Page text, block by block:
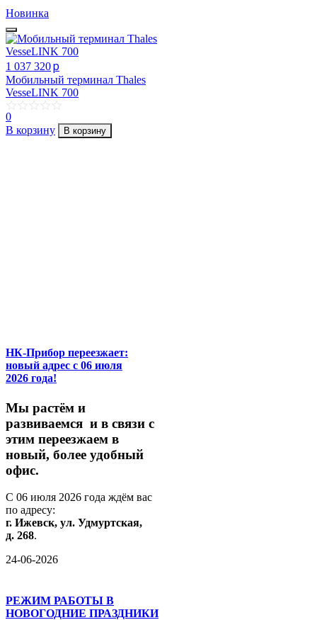
Новинка
1 037 320p
Мобильный терминал Thales
VesseLINK 700
0
В корзину
В корзину
НК-Прибор переезжает:
новый адрес с 06 июля
2026 года!
Мы растём и
развиваемся и в связи с
этим переезжаем в
новый, более удобный
офис.
С 06 июля 2026 года ждём вас
по адресу:
г. Ижевск, ул. Удмуртская,
д. 268.
24-06-2026
РЕЖИМ РАБОТЫ В
НОВОГОДНИЕ ПРАЗДНИКИ